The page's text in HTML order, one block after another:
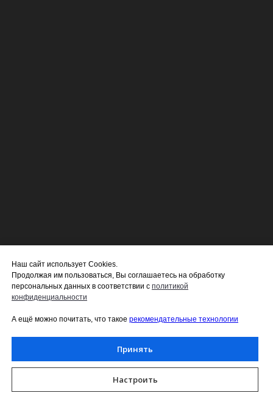
Наш сайт использует Cookies.
Продолжая им пользоваться, Вы соглашаетесь на обработку
персональных данных в соответствии с политико й
конфиденциальности
А ещё можно почитать, что такое рекомендательные технологии
Принять
Настроить